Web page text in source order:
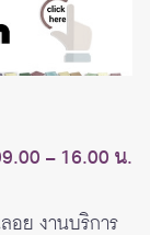
– 16.00 น.
ย งานบริการ